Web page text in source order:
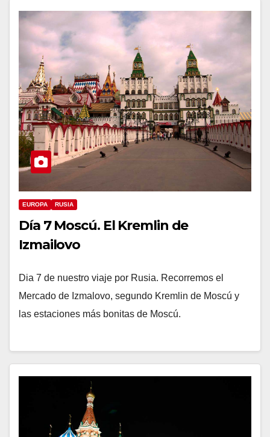
EUROPA RUSIA
Día 7 Moscú. El Kremlin de
Izmailovo
Dia 7 de nuestro viaje por Rusia. Recorremos el
Mercado de Izmalovo, segundo Kremlin de Moscú y
las estaciones más bonitas de Moscú.